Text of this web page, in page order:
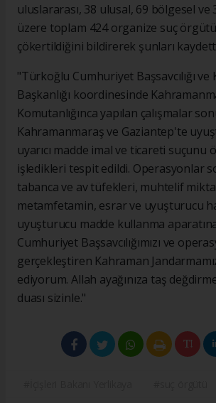
uluslararası, 38 ulusal, 69 bölgesel ve
üzere toplam 424 organize suç
çökertildiğini bildirerek şunları
"Türkoğlu Cumhuriyet Başsavcılığı ve
Başkanlığı koordinesinde
Komutanlığınca yapılan çalışmalar
Kahramanmaraş ve Gaziantep'te
uyarıcı madde imal ve ticareti
işledikleri tespit edildi. Operasyonlar
tabanca ve av tüfekleri, muhtelif
metamfetamin, esrar ve uyuşturucu
uyuşturucu madde kullanma
Cumhuriyet Başsavcılığımızı ve
gerçekleştiren Kahraman
ediyorum. Allah ayağınıza taş
duası sizinle."